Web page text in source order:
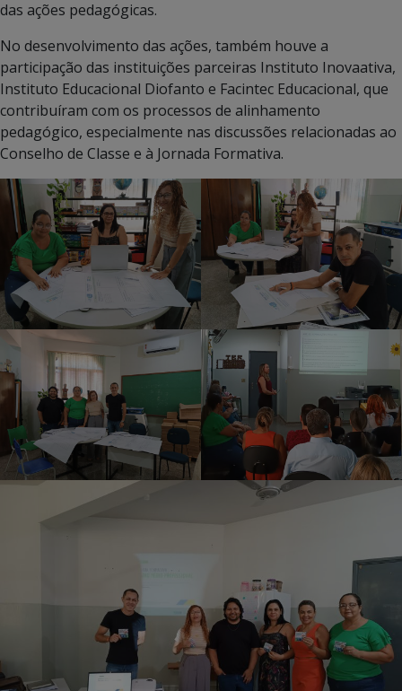
das ações pedagógicas.
No desenvolvimento das ações, também houve a
participação das instituições parceiras Instituto Inovaativa,
Instituto Educacional Diofanto e Facintec Educacional, que
contribuíram com os processos de alinhamento
pedagógico, especialmente nas discussões relacionadas ao
Conselho de Classe e à Jornada Formativa.